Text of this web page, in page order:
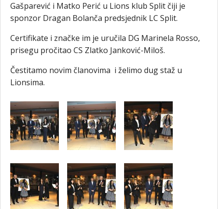
Gašparević i Matko Perić u Lions klub Split čiji je
sponzor Dragan Bolanča predsjednik LC Split.
Certifikate i značke im je uručila DG Marinela Rosso,
prisegu pročitao CS Zlatko Janković-Miloš.
Čestitamo novim članovima i želimo dug staž u
Lionsima.